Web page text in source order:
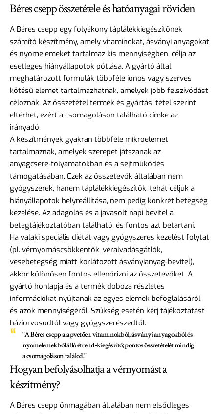
Béres csepp összetétele és hatóanyagai röviden
A Béres csepp egy folyékony táplálékkiegészítőnek
számító készítmény, amely vitaminokat, ásványi anyagokat
és nyomelemeket tartalmaz kis mennyiségben, célja az
esetleges hiányállapotok pótlása. A gyártó által
meghatározott formulák többféle ionos vagy szerves
kötésű elemet tartalmazhatnak, amelyek jobb felszívódást
céloznak. Az összetétel termék és gyártási tétel szerint
eltérhet, ezért a csomagoláson található címke az
irányadó.
A készítmények gyakran többféle mikroelemet
tartalmaznak, amelyek szerepet játszanak az
anyagcsere‑folyamatokban és a sejtműködés
támogatásában. Ezek az összetevők általában nem
gyógyszerek, hanem táplálékkiegészítők, tehát céljuk a
hiányállapotok helyreállítása, nem pedig konkrét betegség
kezelése. Az adagolás és a javasolt napi bevitel a
betegtájékoztatóban található, és fontos azt betartani.
Ha valaki speciális diétát vagy gyógyszeres kezelést folytat
(pl. vérnyomáscsökkentők, véralvadásgátlók,
vesebetegség miatt korlátozott ásványianyag‑bevitel),
akkor különösen fontos ellenőrizni az összetevőket. A
gyártó honlapja és a termék doboza részletes
információkat nyújtanak az egyes elemek befoglalásáról
és azok mennyiségéről. Szükség esetén kérj tájékoztatást
háziorvosodtól vagy gyógyszerészedtől.
"A Béres csepp alapvetően vitaminokból, ásványi anyagokból és
nyomelemekből álló étrend‑kiegészítő; pontos összetételét mindig
a csomagoláson találod."
Hogyan befolyásolhatja a vérnyomást a
készítmény?
A Béres csepp önmagában általában nem elsődleges